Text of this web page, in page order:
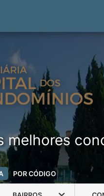
melhores
POR CÓDIGO